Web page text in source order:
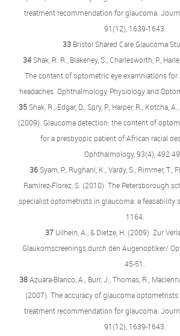
treatment recommendation for glaucoma.
91(12), 1639-1643.
33Bristol Shared Care Glaucoma
34Shak, R. R., Blakeney, S., Charlesworth, P.,
The content of optometric eye examniations
headaches. Ophthalmology, Physiology and
35Shak, R., Edgar, D., Spry, P., Harper, R., Kotcha,
(2009). Glaucoma detection: the content of
for a presbyopic patient of African racial
Ophthalmology, 93(4), 492
36Syam, P., Rughani, K., Vardy, S., Rimmer, T.,
Ramirez-Florez, S. (2010). The Petersborough
specialist optometrists in glaucoma: a feasability
1164.
37 Uilhein, A., & Dietze, H. (2009). Zur
Glaukomscreenings durch den Augenoptiker/
45-51.
38Azuara-Blanco, A., Burr, J., Thomas, R.,
(2007). The accuracy of glaucoma
treatment recommendation for glaucoma.
91(12), 1639-1643.